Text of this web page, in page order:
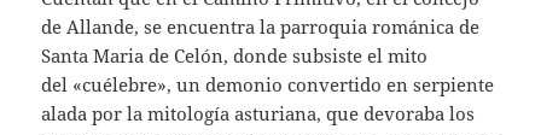
de Allande, se encuentra la parroquia románica de
Santa Maria de Celón, donde subsiste el mito
del «cuélebre», un demonio convertido en serpiente
alada por la mitología asturiana, que devoraba los